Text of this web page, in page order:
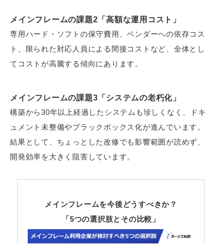
メインフレームの課題2「高額な運用コスト」
専用ハード・ソフトの保守費用、ベンダーへの依存コス
ト、限られた対応人員による間接コストなど、全体とし
てコストが高騰する傾向にあります。
メインフレームの課題3「システムの老朽化」
構築から30年以上経過したシステムも珍しくなく、ドキ
ュメント未整備やブラックボックス化が進んでいます。
結果として、ちょっとした改修でも影響範囲が読めず、
開発効率を大きく阻害しています。
メインフレームを今後どうすべきか？
「5つの選択肢とその比較」